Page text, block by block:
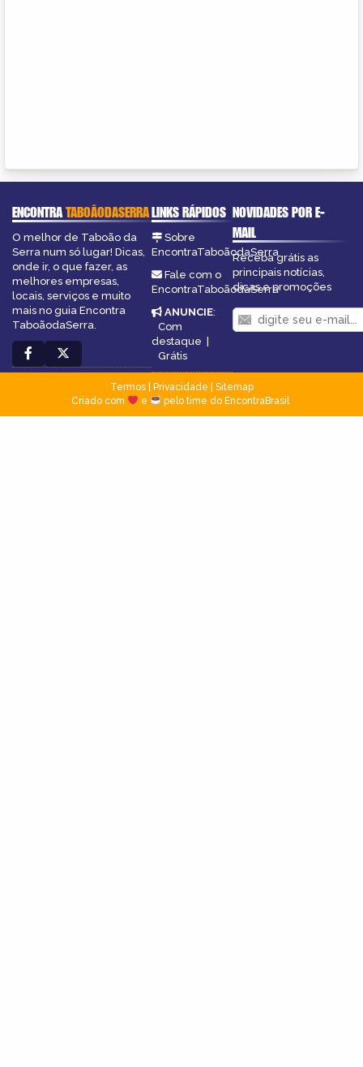
ENCONTRATABOÃODASERRA
O melhor de Taboão da
Serra num só lugar! Dicas,
onde ir, o que fazer, as
melhores empresas,
locais, serviços e muito
mais no guia Encontra
TaboãodaSerra.
LINKS RÁPIDOS
Sobre
EncontraTaboãodaSerra
Fale com o
EncontraTaboãodaSerra
ANUNCIE:
Com
destaque |
Grátis
NOVIDADES POR E-
MAIL
Receba grátis as
principais notícias,
dicas e promoções
Termos| Privacidade
Sitemap
Criado com
e pelo time do EncontraBrasil